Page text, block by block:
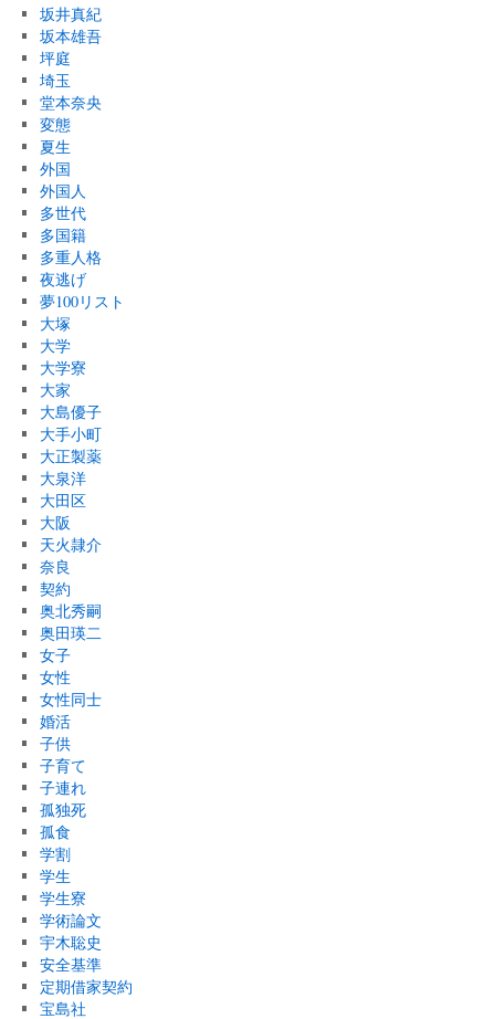
坂井真紀
坂本雄吾
坪庭
埼玉
堂本奈央
変態
夏生
外国
外国人
多世代
多国籍
多重人格
夜逃げ
夢100リスト
大塚
大学
大学寮
大家
大島優子
大手小町
大正製薬
大泉洋
大田区
大阪
天火隷介
奈良
契約
奥北秀嗣
奥田瑛二
女子
女性
女性同士
婚活
子供
子育て
子連れ
孤独死
孤食
学割
学生
学生寮
学術論文
宇木聡史
安全基準
定期借家契約
宝島社